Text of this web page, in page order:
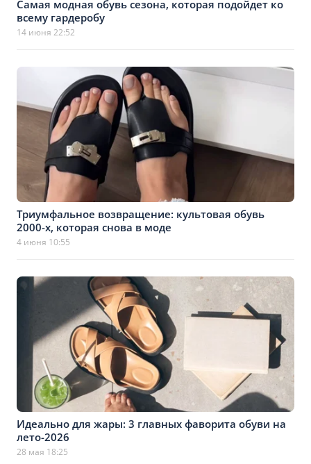
Самая модная обувь сезона, которая подойдет ко
всему гардеробу
14 июня 22:52
Триумфальное возвращение: культовая обувь
2000-х, которая снова в моде
4 июня 10:55
Идеально для жары: 3 главных фаворита обуви на
лето-2026
28 мая 18:25